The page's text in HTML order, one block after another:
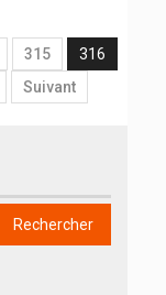
315
316
Suivant
Rechercher